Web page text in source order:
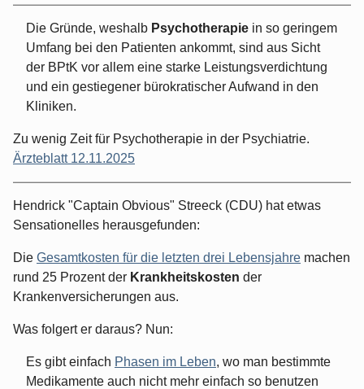
Die Gründe, weshalb Psychotherapie in so geringem
Umfang bei den Patienten ankommt, sind aus Sicht
der BPtK vor allem eine starke Leistungsverdichtung
und ein gestiegener bürokratischer Aufwand in den
Kliniken.
Zu wenig Zeit für Psychotherapie in der Psychiatrie.
Ärzteblatt 12.11.2025
Hendrick "Captain Obvious" Streeck (CDU) hat etwas
Sensationelles herausgefunden:
Die Gesamtkosten für die letzten drei Lebensjahre machen
rund 25 Prozent der Krankheitskosten der
Krankenversicherungen aus.
Was folgert er daraus? Nun:
Es gibt einfach Phasen im Leben, wo man bestimmte
Medikamente auch nicht mehr einfach so benutzen